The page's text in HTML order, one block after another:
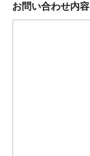
お問い合わせ内容